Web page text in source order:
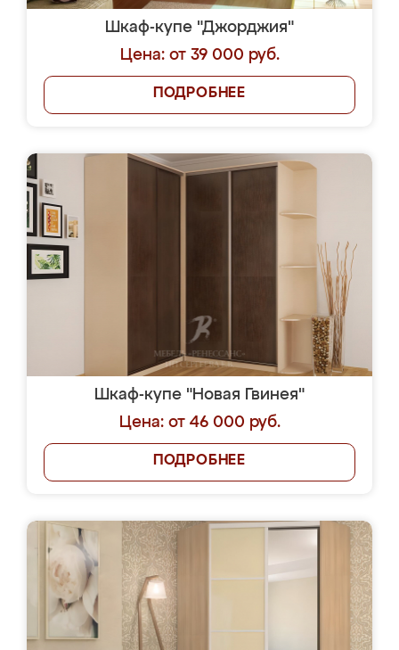
Шкаф-купе "Джорджия"
Цена: от 39 000 руб.
ПОДРОБНЕЕ
Шкаф-купе "Новая Гвинея"
Цена: от 46 000 руб.
ПОДРОБНЕЕ